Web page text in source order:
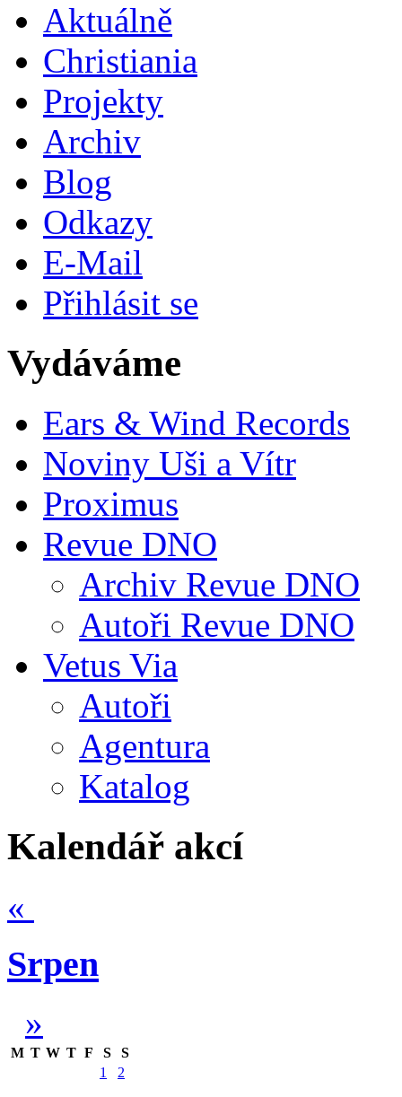
Aktuálně
Christiania
Projekty
Archiv
Blog
Odkazy
E-Mail
Přihlásit se
Vydáváme
Ears & Wind Records
Noviny Uši a Vítr
Proximus
Revue DNO
Archiv Revue DNO
Autoři Revue DNO
Vetus Via
Autoři
Agentura
Katalog
Kalendář akcí
«
Srpen
»
M T W T F S
S
1
2